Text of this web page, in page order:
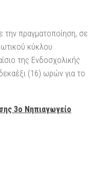
την πραγματοποίηση, σε
κύκλου
της Ενδοσχολικής
(16) ωρών για το
3ο Νηπιαγωγείο